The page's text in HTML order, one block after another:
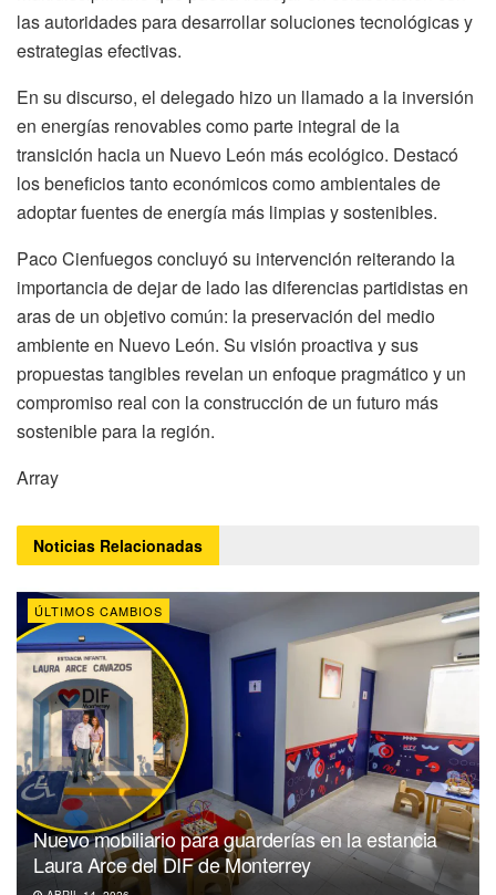
las autoridades para desarrollar soluciones tecnológicas y
estrategias efectivas.
En su discurso, el delegado hizo un llamado a la inversión
en energías renovables como parte integral de la
transición hacia un Nuevo León más ecológico. Destacó
los beneficios tanto económicos como ambientales de
adoptar fuentes de energía más limpias y sostenibles.
Paco Cienfuegos concluyó su intervención reiterando la
importancia de dejar de lado las diferencias partidistas en
aras de un objetivo común: la preservación del medio
ambiente en Nuevo León. Su visión proactiva y sus
propuestas tangibles revelan un enfoque pragmático y un
compromiso real con la construcción de un futuro más
sostenible para la región.
Array
Noticias Relacionadas
ÚLTIMOS CAMBIOS
Nuevo mobiliario para guarderías en la estancia
Laura Arce del DIF de Monterrey